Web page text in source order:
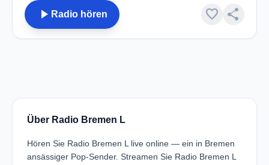
play_arrow Radio hören favorite share
Über Radio Bremen L
Hören Sie Radio Bremen L live online — ein in Bremen
ansässiger Pop-Sender. Streamen Sie Radio Bremen L